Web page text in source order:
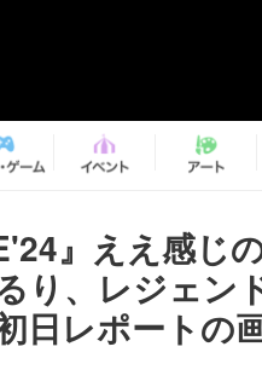
』ええ感じ
り、レジェン
日レポートの